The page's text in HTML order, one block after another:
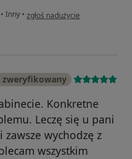
• Inny • w opinii użytkownika Katarzyna
zgłoś nadużycie
zweryfikowany
Konkretne
Leczę się u pani
wychodzę z
wszystkim